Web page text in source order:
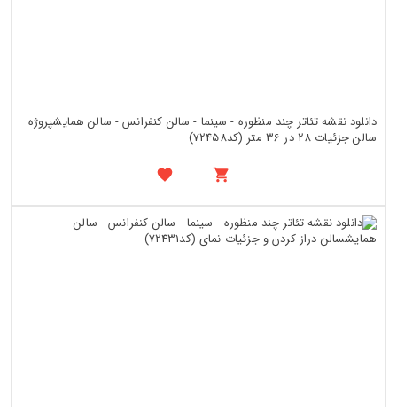
دانلود نقشه تئاتر چند منظوره - سینما - سالن کنفرانس - سالن همایشپروژه
سالن جزئیات 28 در 36 متر (کد72458)